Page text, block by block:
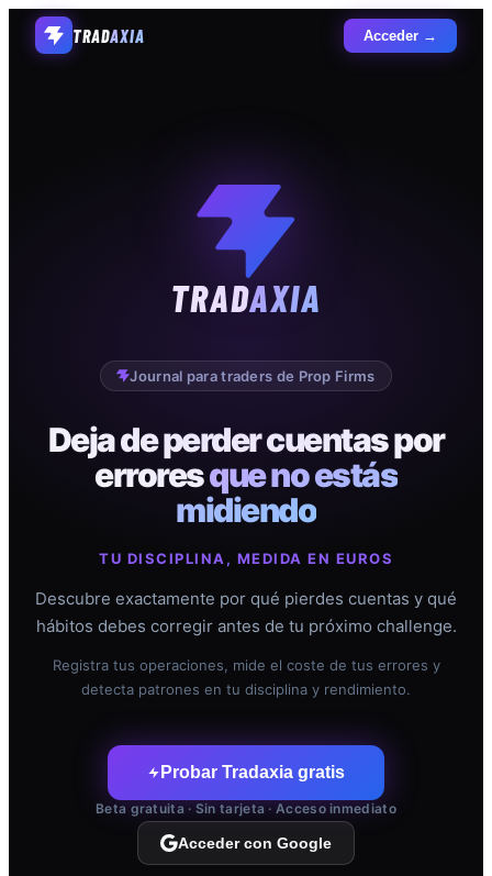
TRADAXIA Acceder →
TRADAXIA
Journal para traders de Prop Firms
Deja de perder cuentas por
erroresque no estás
midiendo
TU DISCIPLINA, MEDIDA EN EUROS
Descubre exactamente por qué pierdes cuentas y qué
hábitos debes corregir antes de tu próximo challenge.
Registra tus operaciones, mide el coste de tus errores y
detecta patrones en tu disciplina y rendimiento.
Probar Tradaxia gratis
Beta gratuita · Sin tarjeta · Acceso inmediato
Acceder con Google